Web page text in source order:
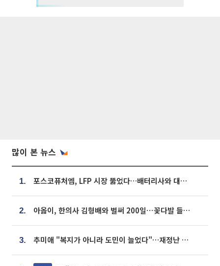
많이 본 뉴스
1. 포스코퓨처엠, LFP 시장 뚫었다…배터리사와 대규모 장기 공급 합의
2. 아옳이, 한의사 김형배와 벌써 200일⋯꽃다발 들고 "프러포즈 아냐"
3. 추미애 "복지가 아니라 도민이 늘었다"…재정난 책임론 정면돌파